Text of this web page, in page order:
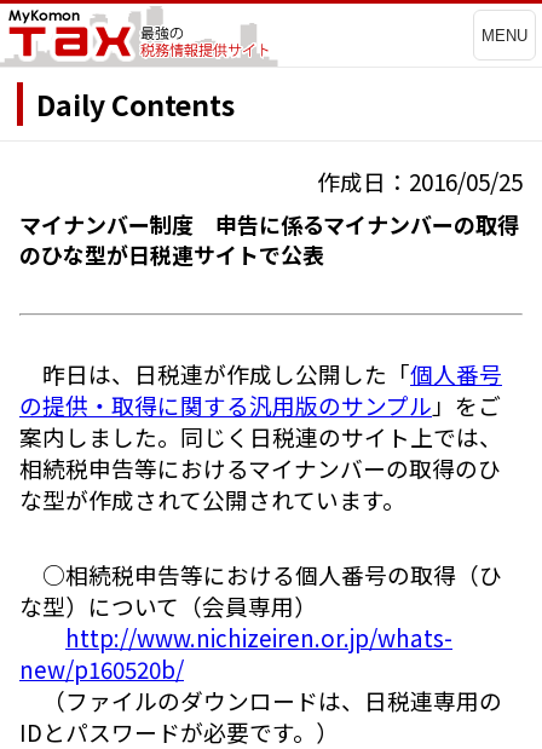
MENU
Daily Contents
作成日：2016/05/25
マイナンバー制度 申告に係るマイナンバーの取得
のひな型が日税連サイトで公表
昨日は、日税連が作成し公開した「個人番号
の提供・取得に関する汎用版のサンプル 」をご
案内しました。同じく日税連のサイト上では、
相続税申告等におけるマイナンバーの取得のひ
な型が作成されて公開されています。
○相続税申告等における個人番号の取得（ひ
な型）について（会員専用）
http://www.nichizeiren.or.jp/whats-
new/p160520b/
（ファイルのダウンロードは、日税連専用の
IDとパスワードが必要です。）